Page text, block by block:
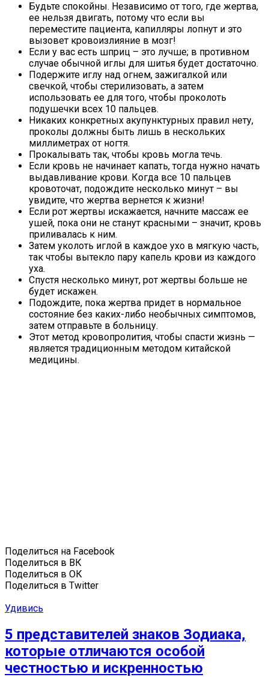
Будьте спокойны. Независимо от того, где жертва,
ее нельзя двигать, потому что если вы
переместите пациента, капилляры лопнут и это
вызовет кровоизлияние в мозг!
Если у вас есть шприц – это лучше; в противном
случае обычной иглы для шитья будет достаточно.
Подержите иглу над огнем, зажигалкой или
свечкой, чтобы стерилизовать, а затем
использовать ее для того, чтобы проколоть
подушечки всех 10 пальцев.
Никаких конкретных акупунктурных правил нету,
проколы должны быть лишь в нескольких
миллиметрах от ногтя.
Прокалывать так, чтобы кровь могла течь.
Если кровь не начинает капать, тогда нужно начать
выдавливание крови. Когда все 10 пальцев
кровоточат, подождите несколько минут – вы
увидите, что жертва вернется к жизни!
Если рот жертвы искажается, начните массаж ее
ушей, пока они не станут красными – значит, кровь
приливалась к ним.
Затем уколоть иглой в каждое ухо в мягкую часть,
так чтобы вытекло пару капель крови из каждого
уха.
Спустя несколько минут, рот жертвы больше не
будет искажен.
Подождите, пока жертва придет в нормальное
состояние без каких-либо необычных симптомов,
затем отправьте в больницу.
Этот метод кровопролития, чтобы спасти жизнь —
является традиционным методом китайской
медицины.
Поделиться на Facebook
Поделиться в ВК
Поделиться в ОК
Поделиться в Twitter
Удивись
5 представителей знаков Зодиака,
которые отличаются особой
честностью и искренностью